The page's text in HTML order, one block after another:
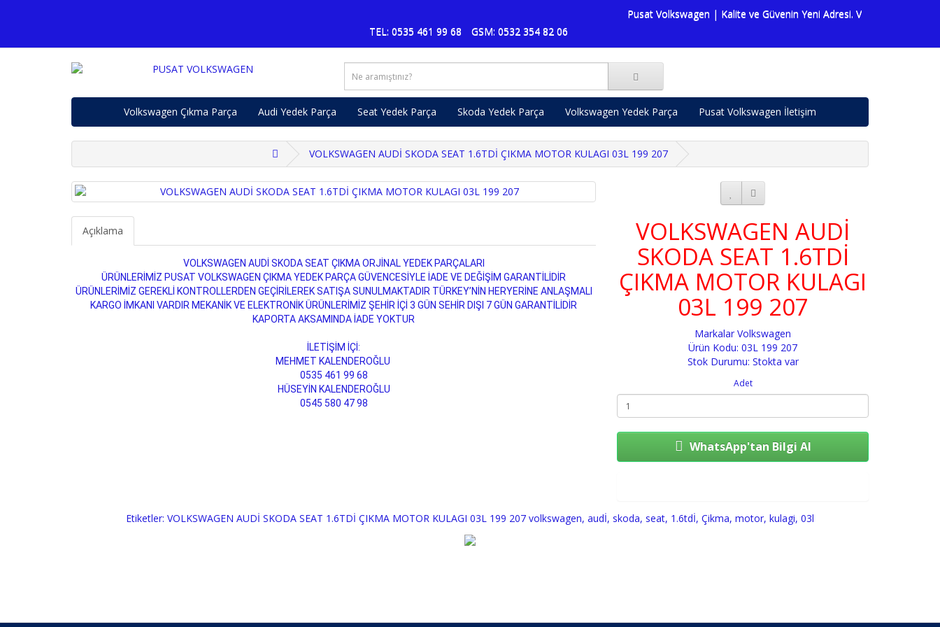
Pusat Volkswagen | Kalite ve Güvenin Yeni Adresi. Volkswagen
TEL: 0535 461 99 68
GSM: 0532 354 82 06
Volkswagen Çıkma Parça Audi Yedek Parça Seat Yedek Parça Skoda Yedek Parça Volkswagen Yedek Parça Pusat Volkswagen İletişim
VOLKSWAGEN AUDİ SKODA SEAT 1.6TDİ ÇIKMA MOTOR KULAGI 03L 199 207
Açıklama
VOLKSWAGEN AUDİ SKODA SEAT ÇIKMA ORJİNAL YEDEK PARÇALARI
ÜRÜNLERİMİZ PUSAT VOLKSWAGEN ÇIKMA YEDEK PARÇA GÜVENCESİYLE İADE VE DEĞİŞİM GARANTİLİDİR
ÜRÜNLERİMİZ GEREKLİ KONTROLLERDEN GEÇİRİLEREK SATIŞA SUNULMAKTADIR TÜRKEY’NİN HERYERİNE ANLAŞMALI
KARGO İMKANI VARDIR MEKANİK VE ELEKTRONİK ÜRÜNLERİMİZ ŞEHİR İÇİ 3 GÜN SEHİR DIŞI 7 GÜN GARANTİLİDİR
KAPORTA AKSAMINDA İADE YOKTUR
İLETİŞİM İÇİ:
MEHMET KALENDEROĞLU
0535 461 99 68
HÜSEYİN KALENDEROĞLU
0545 580 47 98
VOLKSWAGEN AUDİ
SKODA SEAT 1.6TDİ
ÇIKMA MOTOR KULAGI
03L 199 207
Markalar Volkswagen
Ürün Kodu: 03L 199 207
Stok Durumu: Stokta var
Adet
WhatsApp'tan Bilgi Al
Etiketler: VOLKSWAGEN AUDİ SKODA SEAT 1.6TDİ ÇIKMA MOTOR KULAGI 03L 199 207 volkswagen, audİ, skoda, seat, 1.6tdİ, Çikma, motor, kulagi, 03l